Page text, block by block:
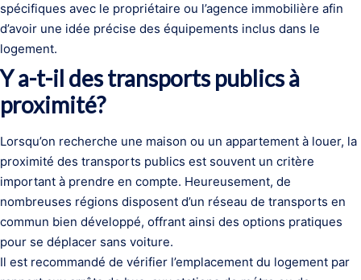
spécifiques avec le propriétaire ou l’agence immobilière afin
d’avoir une idée précise des équipements inclus dans le
logement.
Y a-t-il des transports publics à
proximité?
Lorsqu’on recherche une maison ou un appartement à louer, la
proximité des transports publics est souvent un critère
important à prendre en compte. Heureusement, de
nombreuses régions disposent d’un réseau de transports en
commun bien développé, offrant ainsi des options pratiques
pour se déplacer sans voiture.
Il est recommandé de vérifier l’emplacement du logement par